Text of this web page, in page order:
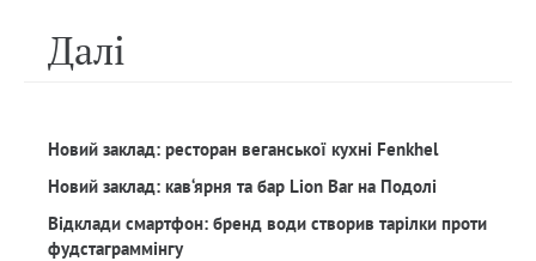
Далi
Новий заклад: ресторан веганської кухні Fenkhel
Новий заклад: кав‘ярня та бар Lion Bar на Подолі
Відклади смартфон: бренд води створив тарілки проти
фудстаграммінгу